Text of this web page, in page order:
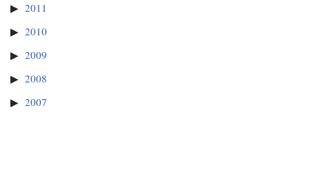
2011
2010
2009
2008
2007